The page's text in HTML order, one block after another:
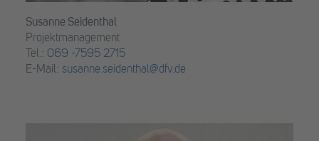
Susanne Seidenthal
Projektmanagement
Tel.: 069 -7595 2715
E-Mail: susanne.seidenthal@dfv.de